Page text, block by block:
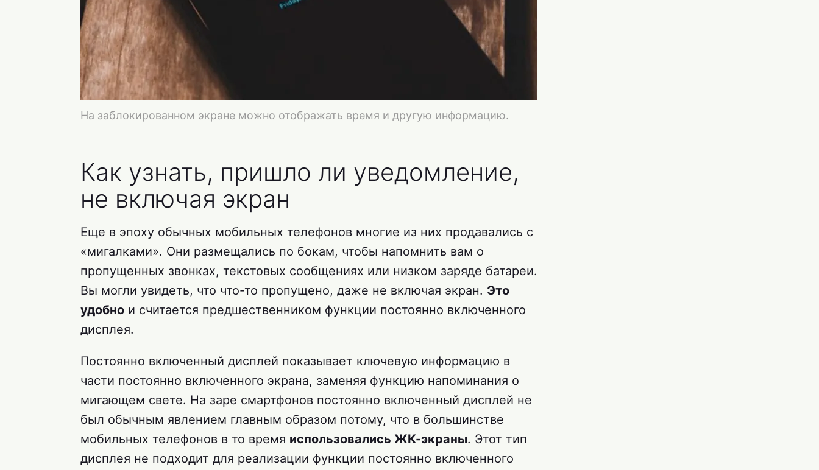
На заблокированном экране можно отображать время и другую информацию.
Как узнать, пришло ли уведомление,
не включая экран
Еще в эпоху обычных мобильных телефонов многие из них продавались с
«мигалками». Они размещались по бокам, чтобы напомнить вам о
пропущенных звонках, текстовых сообщениях или низком заряде батареи.
Вы могли увидеть, что что-то пропущено, даже не включая экран. Это
удобно и считается предшественником функции постоянно включенного
дисплея.
Постоянно включенный дисплей показывает ключевую информацию в
части постоянно включенного экрана, заменяя функцию напоминания о
мигающем свете. На заре смартфонов постоянно включенный дисплей не
был обычным явлением главным образом потому, что в большинстве
мобильных телефонов в то время использовались ЖК-экраны. Этот тип
дисплея не подходит для реализации функции постоянно включенного